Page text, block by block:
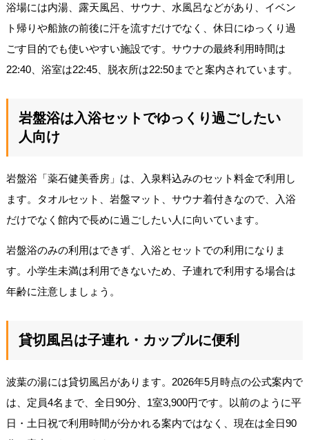
浴場には内湯、露天風呂、サウナ、水風呂などがあり、イベン
ト帰りや船旅の前後に汗を流すだけでなく、休日にゆっくり過
ごす目的でも使いやすい施設です。サウナの最終利用時間は
22:40、浴室は22:45、脱衣所は22:50までと案内されています。
岩盤浴は入浴セットでゆっくり過ごしたい
人向け
岩盤浴「薬石健美香房」は、入泉料込みのセット料金で利用し
ます。タオルセット、岩盤マット、サウナ着付きなので、入浴
だけでなく館内で長めに過ごしたい人に向いています。
岩盤浴のみの利用はできず、入浴とセットでの利用になりま
す。小学生未満は利用できないため、子連れで利用する場合は
年齢に注意しましょう。
貸切風呂は子連れ・カップルに便利
波葉の湯には貸切風呂があります。2026年5月時点の公式案内で
は、定員4名まで、全日90分、1室3,900円です。以前のように平
日・土日祝で利用時間が分かれる案内ではなく、現在は全日90